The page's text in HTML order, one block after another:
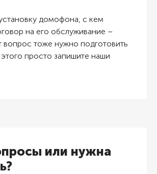
установку домофона, с кем
на его обслуживание –
вопрос тоже нужно подготовить
просто запишите наши
или нужна